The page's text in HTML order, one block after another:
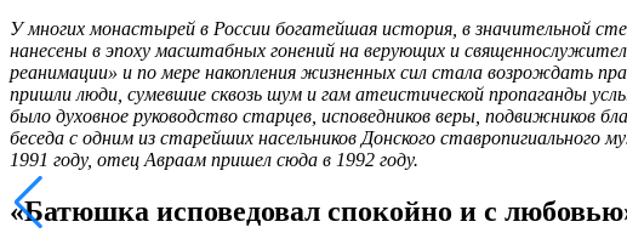
У многих монастырей в России богатейшая история, в значительной
нанесены в эпоху масштабных гонений на верующих и
реанимации» и по мере накопления жизненных сил стала возрождать
пришли люди, сумевшие сквозь шум и гам атеистической пропаганды
было духовное руководство старцев, исповедников веры, подвижников
беседа с одним из старейших насельников Донского
1991 году, отец Авраам пришел сюда в 1992 году.
«Батюшка исповедовал спокойно и с